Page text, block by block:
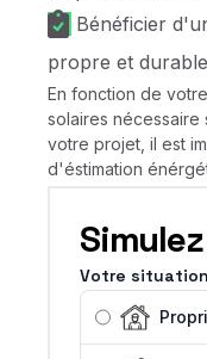
Bénéficier
propre et durable
En fonction de
solaires nécessaire
votre projet, il est
d'éstimation
Votre situation